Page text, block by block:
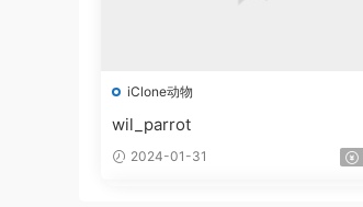
iClone动物
wil_parrot
2024-01-31